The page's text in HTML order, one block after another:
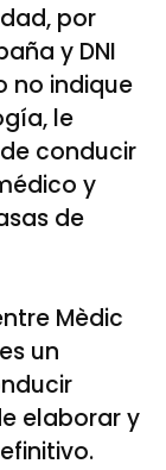
por
y DNI
no indique
le
conducir
y
de
Mèdic
un
elaborar y